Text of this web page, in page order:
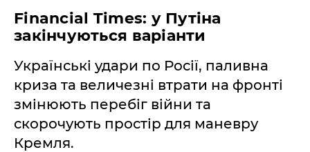
Financial Times: у Путіна
закінчуються варіанти
Українські удари по Росії, паливна
криза та величезні втрати на фронті
змінюють перебіг війни та
скорочують простір для маневру
Кремля.